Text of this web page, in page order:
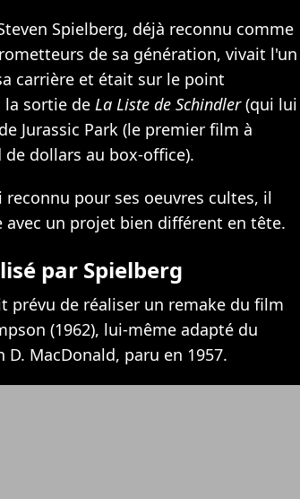
Spielberg, déjà reconnu comme
de sa génération, vivait l'un
carrière et était sur le point
la sortie de La Liste de Schindler(qui lui
Jurassic Park (le premier film à
dollars au box-office).
pour ses oeuvres cultes, il
un projet bien différent en tête.
par Spielberg
prévu de réaliser un remake du film
(1962), lui-même adapté du
D. MacDonald, paru en 1957.